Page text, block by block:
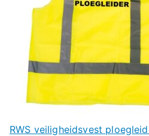
RWS veiligheidsvest